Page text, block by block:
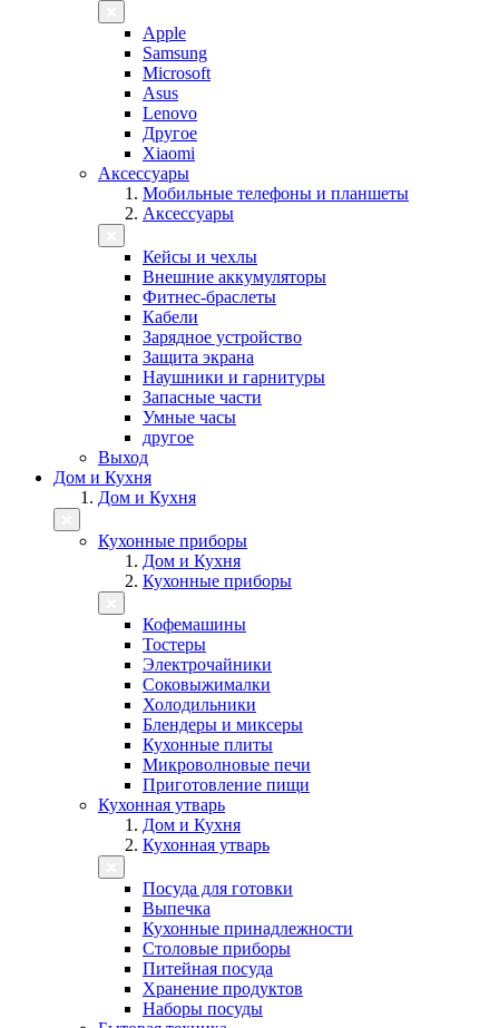
Apple
Samsung
Microsoft
Asus
Lenovo
Другое
Xiaomi
Аксессуары
Мобильные телефоны и планшеты
Аксессуары
Кейсы и чехлы
Внешние аккумуляторы
Фитнес-браслеты
Кабели
Зарядное устройство
Защита экрана
Наушники и гарнитуры
Запасные части
Умные часы
другое
Выход
Дом и Кухня
Дом и Кухня
Кухонные приборы
Дом и Кухня
Кухонные приборы
Кофемашины
Тостеры
Электрочайники
Соковыжималки
Холодильники
Блендеры и миксеры
Кухонные плиты
Микроволновые печи
Приготовление пищи
Кухонная утварь
Дом и Кухня
Кухонная утварь
Посуда для готовки
Выпечка
Кухонные принадлежности
Столовые приборы
Питейная посуда
Хранение продуктов
Наборы посуды